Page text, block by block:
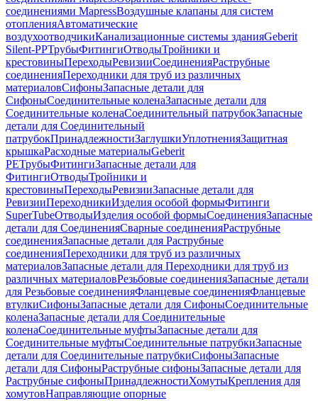
соединениями MapressВоздушные клапаны для систем
отопленияАвтоматические
воздухоотводчикиКанализационные системы зданияGeberit
Silent-PPТрубыФитингиОтводыТройники и
крестовиныПереходыРевизииСоединенияРаструбные
соединенияПереходники для труб из различных
материаловСифоныЗапасные детали для
СифоныСоединительные коленаЗапасные детали для
Соединительные коленаСоединительный патрубокЗапасные
детали для Соединительный
патрубокПринадлежностиЗаглушкиУплотненияЗащитная
крышкаРасходные материалыGeberit
PEТрубыФитингиЗапасные детали для
ФитингиОтводыТройники и
крестовиныПереходыРевизииЗапасные детали для
РевизииПереходникиИзделия особой формыФитинги
SuperTubeОтводыИзделия особой формыСоединенияЗапасные
детали для СоединенияСварные соединенияРаструбные
соединенияЗапасные детали для Раструбные
соединенияПереходники для труб из различных
материаловЗапасные детали для Переходники для труб из
различных материаловРезьбовые соединенияЗапасные детали
для Резьбовые соединенияФланцевые соединенияФланцевые
втулкиСифоныЗапасные детали для СифоныСоединительные
коленаЗапасные детали для Соединительные
коленаСоединительные муфтыЗапасные детали для
Соединительные муфтыСоединительные патрубкиЗапасные
детали для Соединительные патрубкиСифоныЗапасные
детали для СифоныРаструбные сифоныЗапасные детали для
Раструбные сифоныПринадлежностиХомутыКрепления для
хомутовНаправляющие опорные